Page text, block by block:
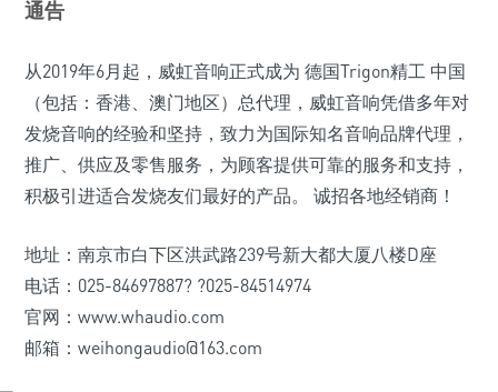
通告
从2019年6月起，威虹音响正式成为 德国Trigon精工 中国
（包括：香港、澳门地区）总代理，威虹音响凭借多年对
发烧音响的经验和坚持，致力为国际知名音响品牌代理，
推广、供应及零售服务，为顾客提供可靠的服务和支持，
积极引进适合发烧友们最好的产品。 诚招各地经销商！
地址：南京市白下区洪武路239号新大都大厦八楼D座
电话：025-84697887? ?025-84514974
官网：www.whaudio.com
邮箱：weihongaudio@163.com